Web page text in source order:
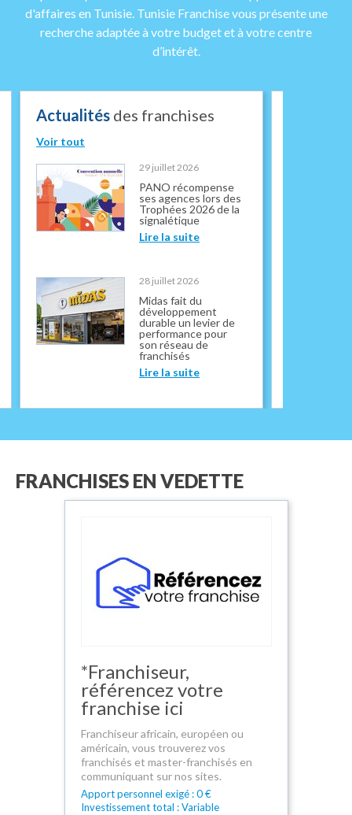
d'affaires en Tunisie. Tunisie Franchise vous présente une
recherche adaptée à votre budget et à votre centre
d’intérêt.
Actualités des franchises
Voir tout
29 juillet 2026
PANO récompense
ses agences lors des
Trophées 2026 de la
signalétique
Lire la suite
28 juillet 2026
Midas fait du
développement
durable un levier de
performance pour
son réseau de
franchisés
Lire la suite
FRANCHISES EN VEDETTE
*Franchiseur,
référencez votre
franchise ici
Franchiseur africain, européen ou
américain, vous trouverez vos
franchisés et master-franchisés en
communiquant sur nos sites.
Apport personnel exigé : 0 €
Investissement total : Variable